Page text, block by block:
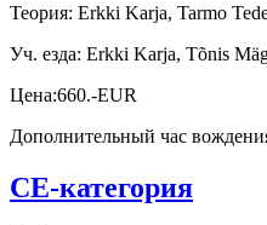
Теория: Erkki Karja, Tarmo
Уч. езда: Erkki Karja, Tõnis
Цена:660.-EUR
Дополнительный час
CE-категория